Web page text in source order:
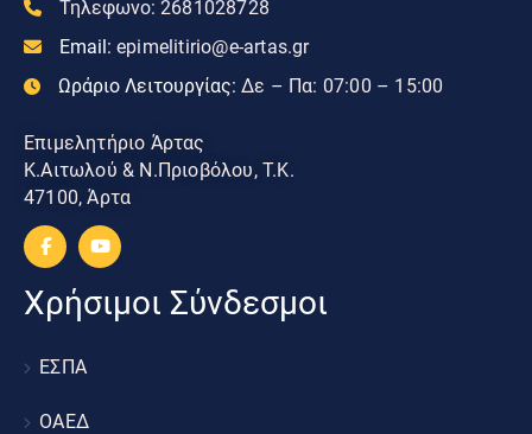
Τηλεφωνο: 2681028728
Email: epimelitirio@e-artas.gr
Ωράριο Λειτουργίας: Δε – Πα: 07:00 – 15:00
Επιμελητήριο Άρτας
Κ.Αιτωλού & Ν.Πριοβόλου, Τ.Κ.
47100, Άρτα
Χρήσιμοι Σύνδεσμοι
ΕΣΠΑ
ΟΑΕΔ